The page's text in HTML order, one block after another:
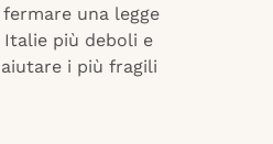
una legge
Italie più deboli e
i più fragili